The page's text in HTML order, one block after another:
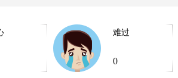
难过
0